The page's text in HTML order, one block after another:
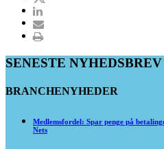
SENESTE NYHEDSBREV
BRANCHENYHEDER
Medlemsfordel: Spar penge på
Nets